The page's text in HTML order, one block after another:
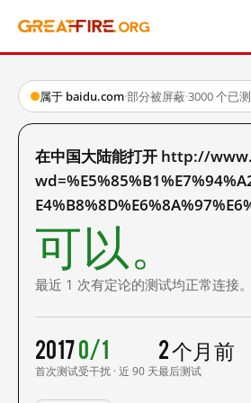
属于 baidu.com·部分被屏蔽·3000 个已
在中国大陆能打开 http://
可以。
最近 1 次有定论的测试均正常连接。
2017
首次测试
0/1
受干扰 · 近 90 天
2 个月前
最后测试